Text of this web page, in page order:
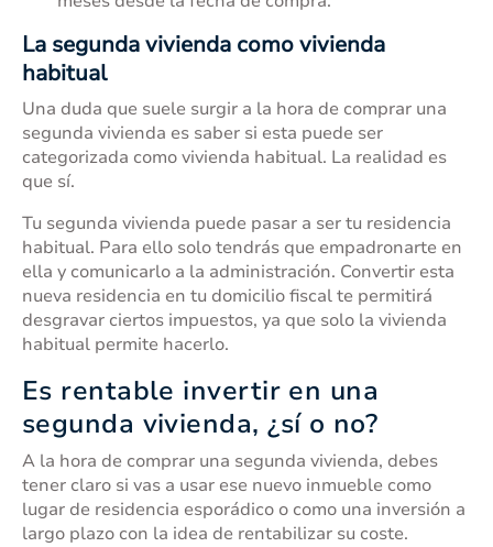
La segunda vivienda como vivienda
habitual
Una duda que suele surgir a la hora de comprar una
segunda vivienda es saber si esta puede ser
categorizada como vivienda habitual. La realidad es
que sí.
Tu segunda vivienda puede pasar a ser tu residencia
habitual. Para ello solo tendrás que empadronarte en
ella y comunicarlo a la administración. Convertir esta
nueva residencia en tu domicilio fiscal te permitirá
desgravar ciertos impuestos, ya que solo la vivienda
habitual permite hacerlo.
Es rentable invertir en una
segunda vivienda, ¿sí o no?
A la hora de comprar una segunda vivienda, debes
tener claro si vas a usar ese nuevo inmueble como
lugar de residencia esporádico o como una inversión a
largo plazo con la idea de rentabilizar su coste.